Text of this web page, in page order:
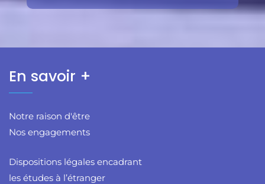
En savoir +
Notre raison d'être
Nos engagements
Dispositions légales encadrant
les études à l’étranger